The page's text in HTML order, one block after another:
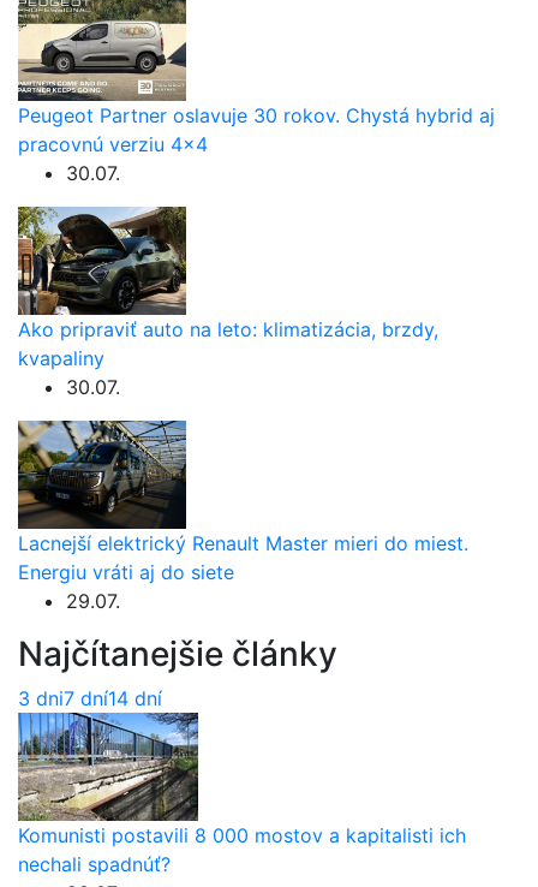
Peugeot Partner oslavuje 30 rokov. Chystá hybrid aj
pracovnú verziu 4×4
30.07.
Ako pripraviť auto na leto: klimatizácia, brzdy,
kvapaliny
30.07.
Lacnejší elektrický Renault Master mieri do miest.
Energiu vráti aj do siete
29.07.
Najčítanejšie články
3 dni7 dní14 dní
Komunisti postavili 8 000 mostov a kapitalisti ich
nechali spadnúť?